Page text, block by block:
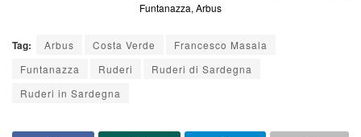
Funtanazza, Arbus
Tag: Arbus Costa Verde
Francesco Masala
Funtanazza
Ruderi
Ruderi di Sardegna
Ruderi in Sardegna